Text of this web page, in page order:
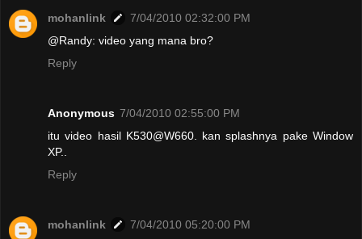
mohanlink
7/04/2010 02:32:00 PM
@Randy: video yang mana bro?
Reply
Anonymous 7/04/2010 02:55:00 PM
itu video hasil K530@W660. kan splashnya pake Window
XP..
Reply
mohanlink
7/04/2010 05:20:00 PM